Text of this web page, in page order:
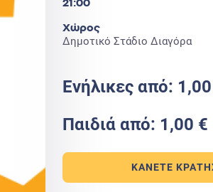
21:00
Χώρος
Δημοτικό Στάδιο Διαγόρα
Ενήλικες από:
Παιδιά από: 1,00 €
ΚΆΝΕΤΕ